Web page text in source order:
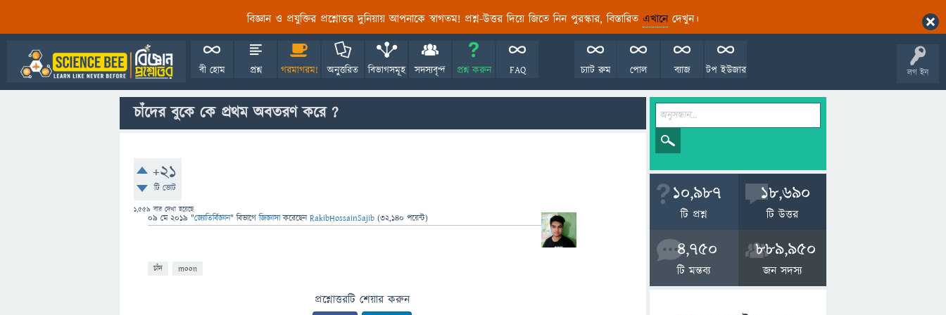
বিজ্ঞান ও প্রযুক্তির প্রশ্নোত্তর দুনিয়ায় আপনাকে স্বাগতম! প্রশ্ন-উত্তর দিয়ে জিতে নিন পুরস্কার, বিস্তারিত এখানেদেখুন।
লগ ইন
বী হোম প্রশ্ন গরমাগরম! অনুত্তরিত বিভাগসমূহ সদস্যবৃন্দ প্রশ্ন করুন FAQ টপ ইউজার
ব্যাজ
পোল
চ্যাট রুম
চাঁদের বুকে কে প্রথম অবতরণ করে ?
+21
টি ভোট
1,559 বার দেখা হয়েছে
09 মে 2019 "জ্যোতির্বিজ্ঞান" বিভাগে জিজ্ঞাসাকরেছেনRakibHossainSajib (32,140 পয়েন্ট)
চাঁদ moon
প্রশ্নোত্তরটি শেয়ার করুন
10,987
টি প্রশ্ন
18,690
টি উত্তর
4,750
টি মন্তব্য
889,950
জন সদস্য